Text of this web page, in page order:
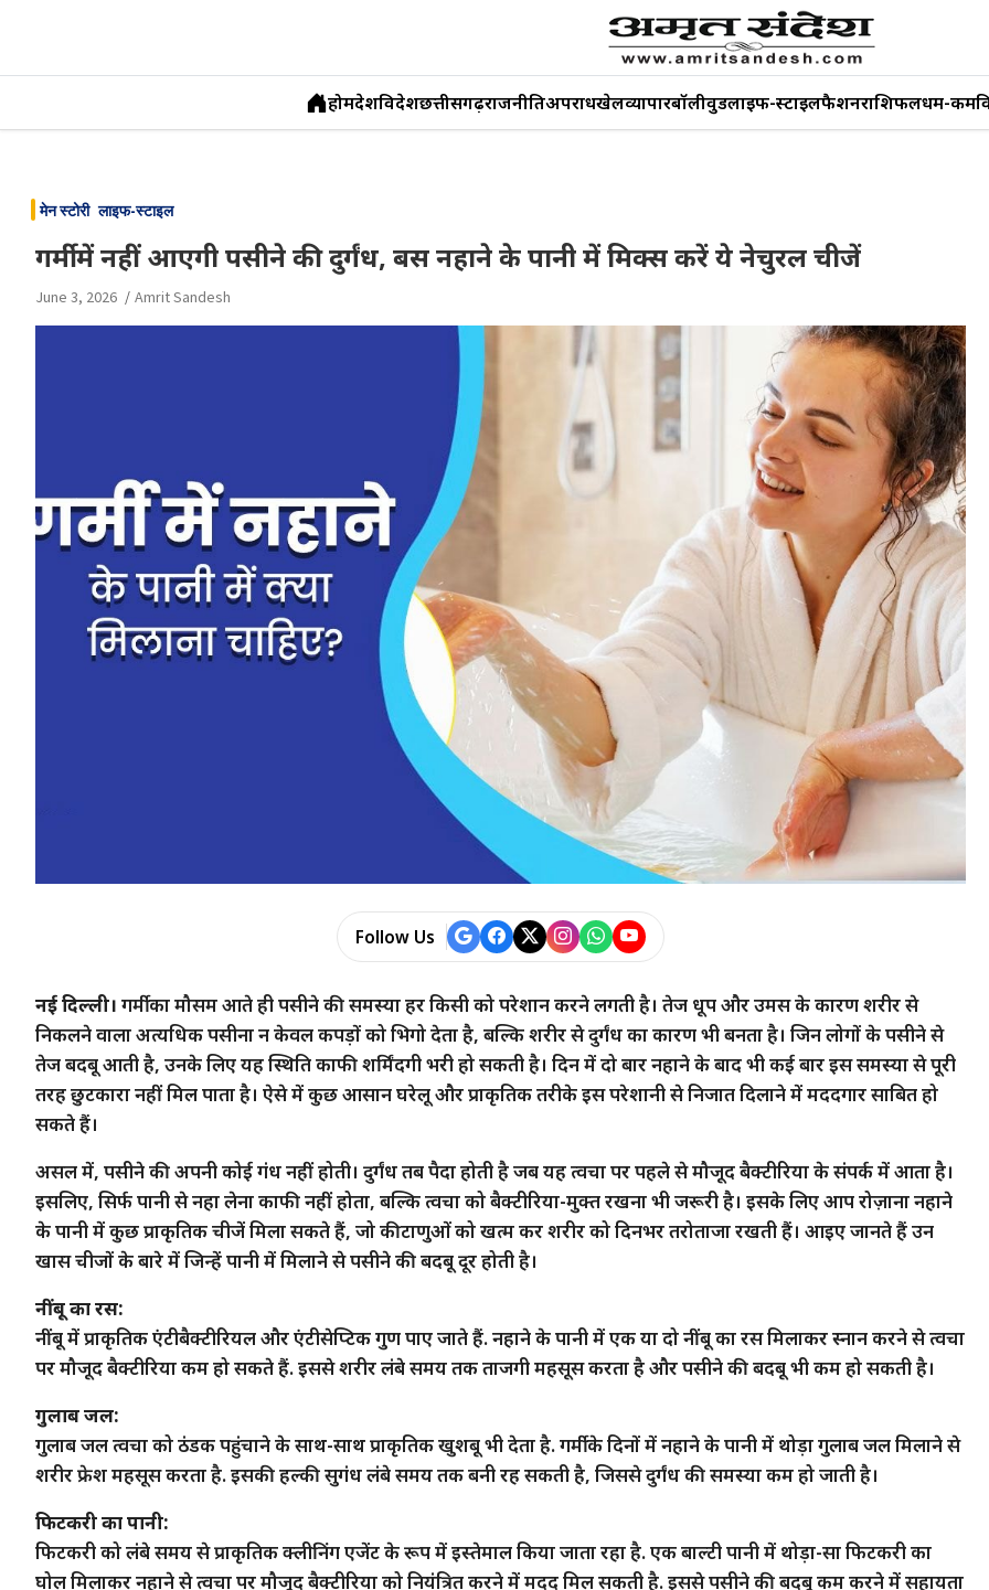
content
होमदेशविदेशछत्तीसगढ़राजनीतिअपराधखेलव्यापारबॉलीवुडलाइफ-स्टाइलफैशनराशिफलधर्म-कर्म
मेन स्टोरी लाइफ-स्टाइल
गर्मी में नहीं आएगी पसीने की दुर्गंध, बस नहाने के पानी में मिक्स करें ये नेचुरल चीजें
June 3, 2026 Amrit Sandesh
Follow Us
नई दिल्ली। गर्मी का मौसम आते ही पसीने की समस्या हर किसी को परेशान करने लगती है। तेज धूप और उमस के कारण शरीर से
निकलने वाला अत्यधिक पसीना न केवल कपड़ों को भिगो देता है, बल्कि शरीर से दुर्गंध का कारण भी बनता है। जिन लोगों के पसीने से
तेज बदबू आती है, उनके लिए यह स्थिति काफी शर्मिंदगी भरी हो सकती है। दिन में दो बार नहाने के बाद भी कई बार इस समस्या से पूरी
तरह छुटकारा नहीं मिल पाता है। ऐसे में कुछ आसान घरेलू और प्राकृतिक तरीके इस परेशानी से निजात दिलाने में मददगार साबित हो
सकते हैं।
असल में, पसीने की अपनी कोई गंध नहीं होती। दुर्गंध तब पैदा होती है जब यह त्वचा पर पहले से मौजूद बैक्टीरिया के संपर्क में आता है।
इसलिए, सिर्फ पानी से नहा लेना काफी नहीं होता, बल्कि त्वचा को बैक्टीरिया-मुक्त रखना भी जरूरी है। इसके लिए आप रोज़ाना नहाने
के पानी में कुछ प्राकृतिक चीजें मिला सकते हैं, जो कीटाणुओं को खत्म कर शरीर को दिनभर तरोताजा रखती हैं। आइए जानते हैं उन
खास चीजों के बारे में जिन्हें पानी में मिलाने से पसीने की बदबू दूर होती है।
नींबू का रस:
नींबू में प्राकृतिक एंटीबैक्टीरियल और एंटीसेप्टिक गुण पाए जाते हैं. नहाने के पानी में एक या दो नींबू का रस मिलाकर स्नान करने से त्वचा
पर मौजूद बैक्टीरिया कम हो सकते हैं. इससे शरीर लंबे समय तक ताजगी महसूस करता है और पसीने की बदबू भी कम हो सकती है।
गुलाब जल:
गुलाब जल त्वचा को ठंडक पहुंचाने के साथ-साथ प्राकृतिक खुशबू भी देता है. गर्मी के दिनों में नहाने के पानी में थोड़ा गुलाब जल मिलाने से
शरीर फ्रेश महसूस करता है. इसकी हल्की सुगंध लंबे समय तक बनी रह सकती है, जिससे दुर्गंध की समस्या कम हो जाती है।
फिटकरी का पानी:
फिटकरी को लंबे समय से प्राकृतिक क्लीनिंग एजेंट के रूप में इस्तेमाल किया जाता रहा है. एक बाल्टी पानी में थोड़ा-सा फिटकरी का
घोल मिलाकर नहाने से त्वचा पर मौजूद बैक्टीरिया को नियंत्रित करने में मदद मिल सकती है. इससे पसीने की बदबू कम करने में सहायता